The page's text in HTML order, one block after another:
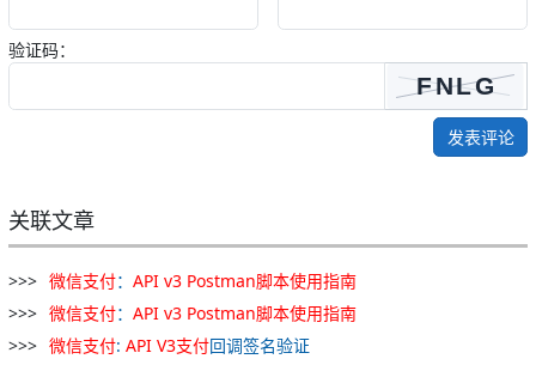
验证码：
发表评论
关联文章
微信支付： API v3 Postman脚本使用指南
微信支付： API v3 Postman脚本使用指南
微信支付: API V3支付回调签名验证